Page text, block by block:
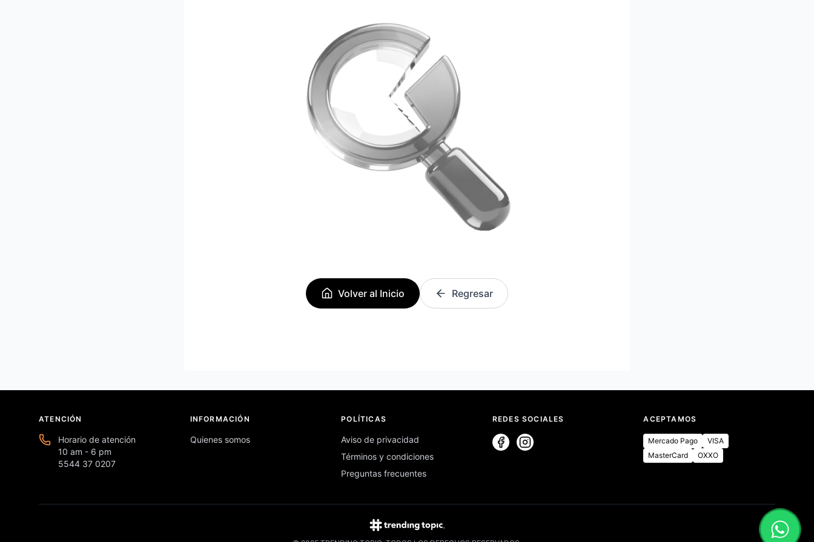
Volver al Inicio Regresar
ATENCIÓN
Horario de atención
10 am - 6 pm
5544 37 0207
INFORMACIÓN
Quienes somos
POLÍTICAS
Aviso de privacidad
Términos y condiciones
Preguntas frecuentes
REDES SOCIALES ACEPTAMOS
Mercado Pago
VISA
MasterCard
OXXO